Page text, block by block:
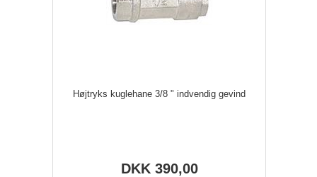
Højtryks kuglehane 3/8 " indvendig gevind
DKK 390,00